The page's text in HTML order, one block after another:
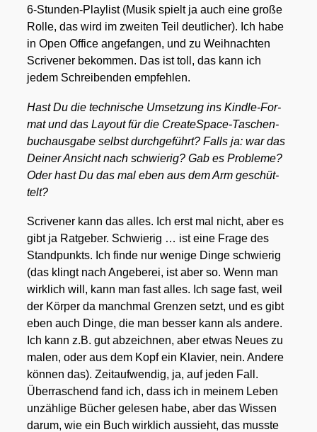
6‑Stun­den-Play­list (Musik spielt ja auch eine gro­ße
Rol­le, das wird im zwei­ten Teil deut­li­cher). Ich habe
in Open Office ange­fan­gen, und zu Weih­nach­ten
Scri­ve­ner bekom­men. Das ist toll, das kann ich
jedem Schrei­ben­den emp­feh­len.
Hast Du die tech­ni­sche Umset­zung ins Kind­le-For­
mat und das Lay­out für die Crea­teSpace-Taschen­
buch­aus­ga­be selbst durch­ge­führt? Falls ja: war das
Dei­ner Ansicht nach schwie­rig? Gab es Pro­ble­me?
Oder hast Du das mal eben aus dem Arm geschüt­
telt?
Scri­ve­ner kann das alles. Ich erst mal nicht, aber es
gibt ja Rat­ge­ber. Schwie­rig … ist eine Fra­ge des
Stand­punkts. Ich fin­de nur weni­ge Din­ge schwie­rig
(das klingt nach Ange­be­rei, ist aber so. Wenn man
wirk­lich will, kann man fast alles. Ich sage fast, weil
der Kör­per da manch­mal Gren­zen setzt, und es gibt
eben auch Din­ge, die man bes­ser kann als ande­re.
Ich kann z.B. gut abzeich­nen, aber etwas Neu­es zu
malen, oder aus dem Kopf ein Kla­vier, nein. Ande­re
kön­nen das). Zeit­auf­wen­dig, ja, auf jeden Fall.
Über­ra­schend fand ich, dass ich in mei­nem Leben
unzäh­li­ge Bücher gele­sen habe, aber das Wis­sen
dar­um, wie ein Buch wirk­lich aus­sieht, das muss­te